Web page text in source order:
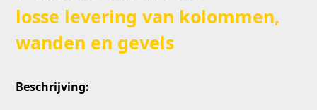
losse levering van kolommen,
wanden en gevels
Beschrijving: